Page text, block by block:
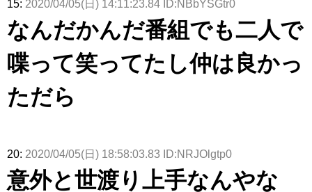
15: 2020/04/05(日) 14:11:23.84 ID:NBbYSGtr0
なんだかんだ番組でも二人で
喋って笑ってたし仲は良かっ
ただら
20: 2020/04/05(日) 18:58:03.83 ID:NRJOlgtp0
意外と世渡り上手なんやな